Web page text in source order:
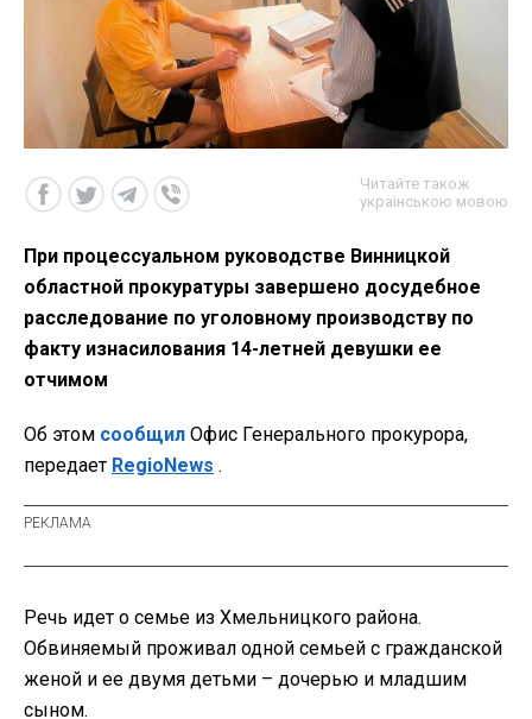
Читайте також
українською мовою
При процессуальном руководстве Винницкой
областной прокуратуры завершено досудебное
расследование по уголовному производству по
факту изнасилования 14-летней девушки ее
отчимом
Об этом сообщил Офис Генерального прокурора,
передает RegioNews .
Речь идет о семье из Хмельницкого района.
Обвиняемый проживал одной семьей с гражданской
женой и ее двумя детьми – дочерью и младшим
сыном.